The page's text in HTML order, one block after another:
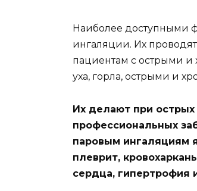
Наиболее доступными
ингаляции. Их
пациентам с острыми и
уха, горла, острыми и
Их делают при острых
профессиональных
паровым ингаляциям
плеврит,
сердца, гипертрофия